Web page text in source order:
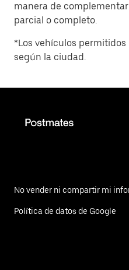
manera de
parcial o completo.
*Los vehículos
según la ciudad.
No vender ni compartir mi
Política de datos de Google